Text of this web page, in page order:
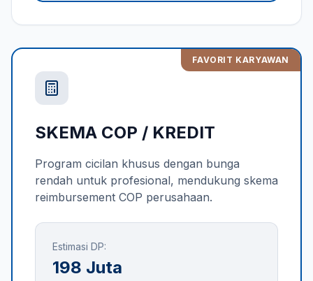
FAVORIT KARYAWAN
SKEMA COP / KREDIT
Program cicilan khusus dengan bunga
rendah untuk profesional, mendukung skema
reimbursement COP perusahaan.
Estimasi DP:
198 Juta